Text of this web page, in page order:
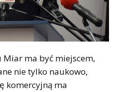
Miar ma być miejscem,
nie tylko naukowo,
komercyjną ma